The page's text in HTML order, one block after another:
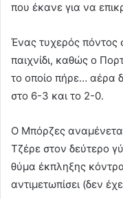
που έκανε για να
Ένας τυχερός πόντος
παιχνίδι, καθώς ο
το οποίο πήρε… αέρα
στο 6-3 και το 2-0.
Ο Μπόρζες
Τζέρε στον δεύτερο
θύμα έκπληξης
αντιμετωπίσει (δεν